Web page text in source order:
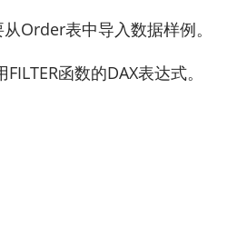
Order表中导入数据样例。
函数的DAX表达式。